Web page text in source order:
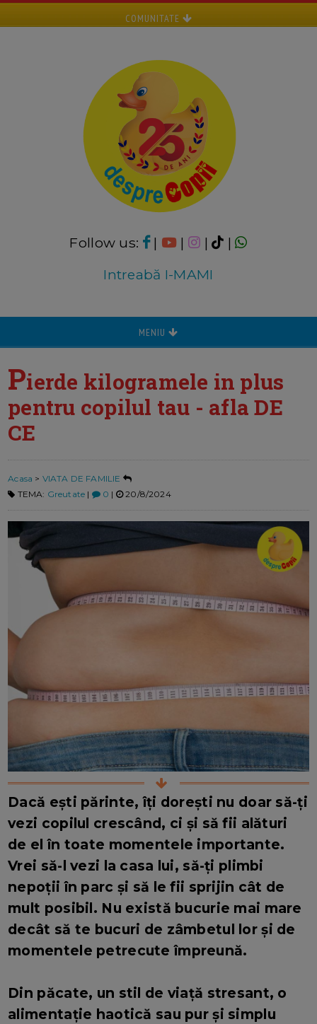
COMUNITATE
Follow us: | | |
|
Intreabă I-MAMI
MENIU
Pierde kilogramele in plus
pentru copilul tau - afla DE
CE
Acasa > VIATA DE FAMILIE
TEMA: Greutate | 0 | 20/8/2024
Dacă ești părinte, îți dorești nu doar să-ți
vezi copilul crescând, ci și să fii alături
de el în toate momentele importante.
Vrei să-l vezi la casa lui, să-ți plimbi
nepoții în parc și să le fii sprijin cât de
mult posibil. Nu există bucurie mai mare
decât să te bucuri de zâmbetul lor și de
momentele petrecute împreună.
Din păcate, un stil de viață stresant, o
alimentație haotică sau pur și simplu